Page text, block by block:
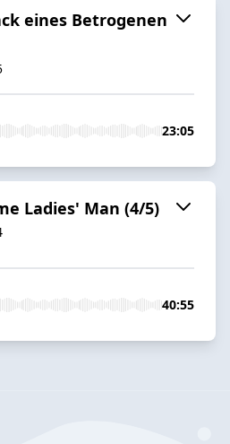
eines Betrogenen
23:05
Ladies' Man (4/5)
40:55